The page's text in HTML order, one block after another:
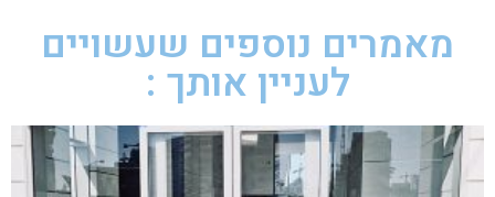
מאמרים נוספים שעשויים
לעניין אותך :